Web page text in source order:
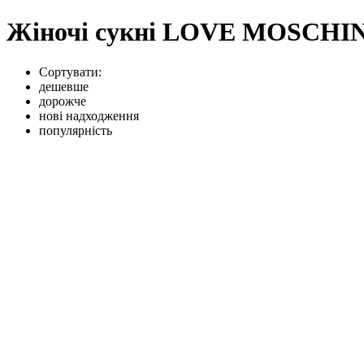
Жіночі сукні LOVE
Сортувати:
дешевше
дорожче
нові надходження
популярність